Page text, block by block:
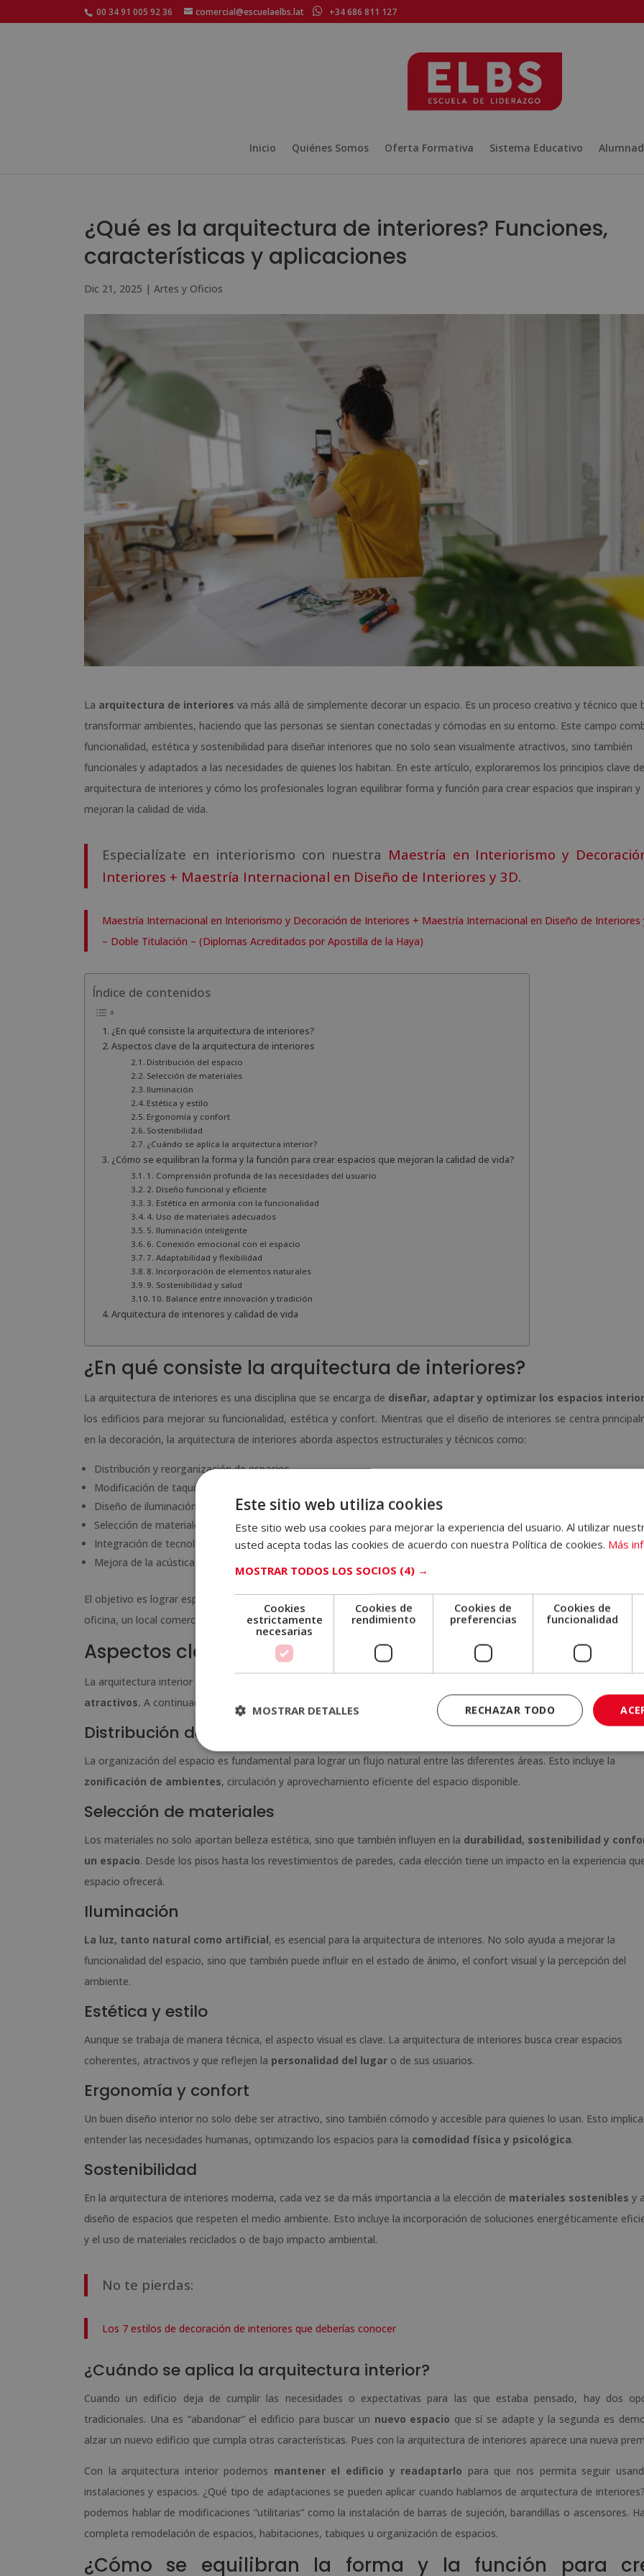
00 34 91 005 92 36 comercial@escuelaelbs.lat +34 686 811 127
Inicio Quiénes Somos Oferta Formativa Sistema Educativo
¿Qué es la arquitectura de interiores? Funciones,
características y aplicaciones
Dic 21, 2025 | Artes y Oficios
La arquitectura de interiores va más allá de simplemente decorar un espacio. Es un proceso creativo y técnico que
transformar ambientes, haciendo que las personas se sientan conectadas y cómodas en su entorno. Este campo
funcionalidad, estética y sostenibilidad para diseñar interiores que no solo sean visualmente atractivos, sino también
funcionales y adaptados a las necesidades de quienes los habitan. En este artículo, exploraremos los principios clave
arquitectura de interiores y cómo los profesionales logran equilibrar forma y función para crear espacios que inspiran y
mejoran la calidad de vida.
Especialízate en interiorismo con nuestra Maestría en Interiorismo y
Interiores + Maestría Internacional en Diseño de Interiores y 3D.
Maestría Internacional en Interiorismo y Decoración de Interiores + Maestría Internacional en Diseño de Interiores
– Doble Titulación – (Diplomas Acreditados por Apostilla de la Haya)
Índice de contenidos
¿En qué consiste la arquitectura de interiores?
Aspectos clave de la arquitectura de interiores
Distribución del espacio
Selección de materiales
Iluminación
Estética y estilo
Ergonomía y confort
Sostenibilidad
¿Cuándo se aplica la arquitectura interior?
¿Cómo se equilibran la forma y la función para crear espacios que mejoran la calidad de vida?
1. Comprensión profunda de las necesidades del usuario
2. Diseño funcional y eficiente
3. Estética en armonía con la funcionalidad
4. Uso de materiales adecuados
5. Iluminación inteligente
6. Conexión emocional con el espacio
7. Adaptabilidad y flexibilidad
8. Incorporación de elementos naturales
9. Sostenibilidad y salud
10. Balance entre innovación y tradición
Arquitectura de interiores y calidad de vida
¿En qué consiste la arquitectura de interiores?
La arquitectura de interiores es una disciplina que se encarga de diseñar, adaptar y optimizar los espacios
los edificios para mejorar su funcionalidad, estética y confort. Mientras que el diseño de interiores se centra
en la decoración, la arquitectura de interiores aborda aspectos estructurales y técnicos como:
Distribución y reorganización de espacios
Modificación de taquiques o elementos arquitectónicos
Diseño de iluminación
Selección de materiales
Integración de tecnología
Mejora de la acústica y ergonomía
El objetivo es lograr espacios que respondan a las necesidades de las personas y al uso del lugar, ya sea una vivienda,
oficina, un local comercial o un espacio público.
Aspectos clave de la arquitectura de interiores
La arquitectura interior busca transformar los espacios para que sean
atractivos. A continuación, te presentamos los elementos más importantes de esta disciplina.
Distribución del espacio
La organización del espacio es fundamental para lograr un flujo natural entre las diferentes áreas. Esto incluye la
zonificación de ambientes, circulación y aprovechamiento eficiente del espacio disponible.
Selección de materiales
Los materiales no solo aportan belleza estética, sino que también influyen en la durabilidad, sostenibilidad y
un espacio. Desde los pisos hasta los revestimientos de paredes, cada elección tiene un impacto en la experiencia
espacio ofrecerá.
Iluminación
La luz, tanto natural como artificial, es esencial para la arquitectura de interiores. No solo ayuda a mejorar la
funcionalidad del espacio, sino que también puede influir en el estado de ánimo, el confort visual y la percepción del
ambiente.
Estética y estilo
Aunque se trabaja de manera técnica, el aspecto visual es clave. La arquitectura de interiores busca crear espacios
coherentes, atractivos y que reflejen la personalidad del lugar o de sus usuarios.
Ergonomía y confort
Un buen diseño interior no solo debe ser atractivo, sino también cómodo y accesible para quienes lo usan. Esto implica
entender las necesidades humanas, optimizando los espacios para la comodidad física y psicológica.
Sostenibilidad
En la arquitectura de interiores moderna, cada vez se da más importancia a la elección de materiales sostenibles y
diseño de espacios que respeten el medio ambiente. Esto incluye la incorporación de soluciones energéticamente
y el uso de materiales reciclados o de bajo impacto ambiental.
No te pierdas:
Los 7 estilos de decoración de interiores que deberías conocer
¿Cuándo se aplica la arquitectura interior?
Cuando un edificio deja de cumplir las necesidades o expectativas para las que estaba pensado, hay dos
tradicionales. Una es “abandonar” el edificio para buscar un nuevo espacio que sí se adapte y la segunda es
alzar un nuevo edificio que cumpla otras características. Pues con la arquitectura de interiores aparece una nueva
Con la arquitectura interior podemos mantener el edificio y readaptarlo para que nos permita seguir
instalaciones y espacios. ¿Qué tipo de adaptaciones se pueden aplicar cuando hablamos de arquitectura de
podemos hablar de modificaciones “utilitarias” como la instalación de barras de sujeción, barandillas o ascensores.
completa remodelación de espacios, habitaciones, tabiques u organización de espacios.
¿Cómo se equilibran la forma y la función para
Este sitio web utiliza cookies
Este sitio web usa cookies para mejorar la experiencia del usuario. Al utilizar
usted acepta todas las cookies de acuerdo con nuestra Política de cookies. Más
MOSTRAR TODOS LOS SOCIOS (4) →
Cookies
estrictamente
necesarias
Cookies de
rendimiento
Cookies de
preferencias
Cookies de
funcionalidad
RECHAZAR TODO
MOSTRAR DETALLES